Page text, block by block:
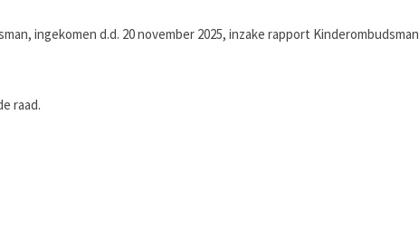
ingekomen d.d. 20 november 2025, inzake rapport Kinderombudsman
raad.